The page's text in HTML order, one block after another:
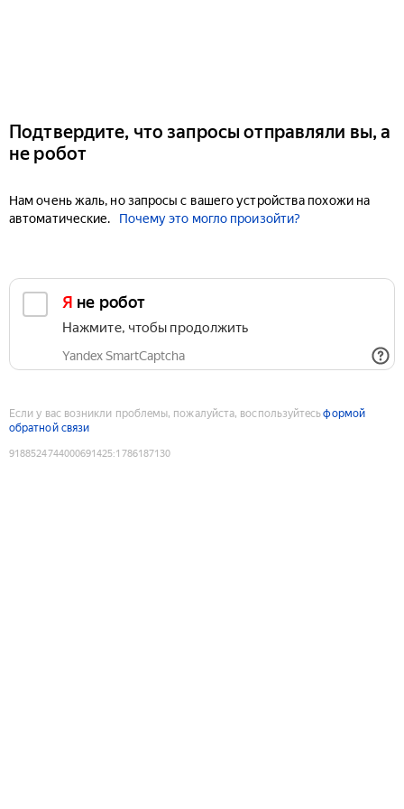
Подтвердите, что запросы отправляли вы, а
не робот
Нам очень жаль, но запросы с вашего устройства похожи на
автоматические.
Почему это могло произойти?
Я не робот
Нажмите, чтобы продолжить
Yandex SmartCaptcha
Если у вас возникли проблемы, пожалуйста, воспользуйтесьформой
обратной связи
9188524744000691425:1786187130